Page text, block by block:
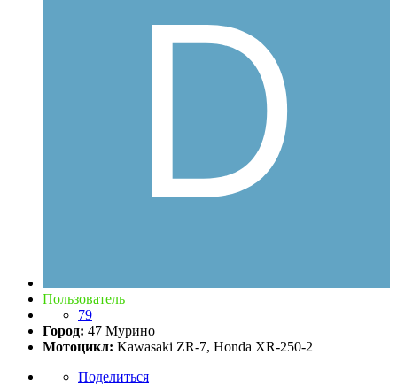
Пользователь
79
Город: 47 Мурино
Мотоцикл: Kawasaki ZR-7, Honda XR-250-2
Поделиться